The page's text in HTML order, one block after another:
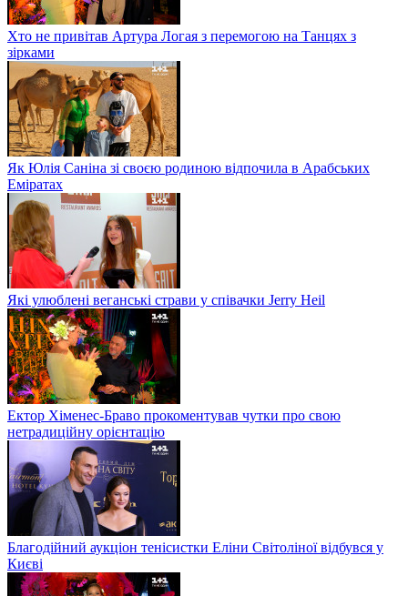
Хто не привітав Артура Логая з перемогою на Танцях з
зірками
Як Юлія Саніна зі своєю родиною відпочила в Арабських
Еміратах
Які улюблені веганські страви у співачки Jerry Heil
Ектор Хіменес-Браво прокоментував чутки про свою
нетрадиційну орієнтацію
Благодійний аукціон тенісистки Еліни Світоліної відбувся у
Києві